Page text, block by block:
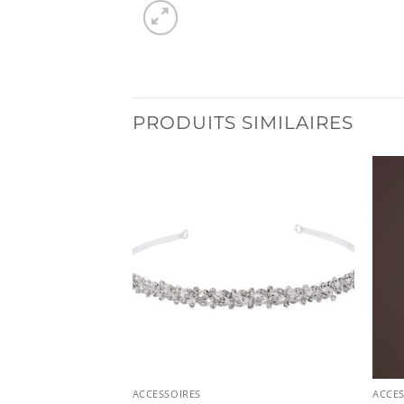
PRODUITS SIMILAIRES
ACCESSOIRES